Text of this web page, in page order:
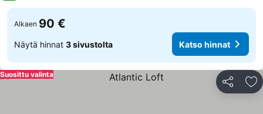
Alkaen 90 €
Näytä hinnat 3 sivustolta Katso hinnat
Jaa
Suosittu valinta